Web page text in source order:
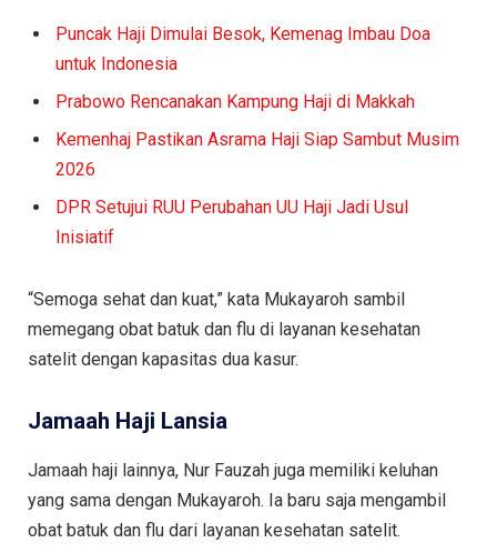
Puncak Haji Dimulai Besok, Kemenag Imbau Doa
untuk Indonesia
Prabowo Rencanakan Kampung Haji di Makkah
Kemenhaj Pastikan Asrama Haji Siap Sambut Musim
2026
DPR Setujui RUU Perubahan UU Haji Jadi Usul
Inisiatif
“Semoga sehat dan kuat,” kata Mukayaroh sambil
memegang obat batuk dan flu di layanan kesehatan
satelit dengan kapasitas dua kasur.
Jamaah Haji Lansia
Jamaah haji lainnya, Nur Fauzah juga memiliki keluhan
yang sama dengan Mukayaroh. Ia baru saja mengambil
obat batuk dan flu dari layanan kesehatan satelit.